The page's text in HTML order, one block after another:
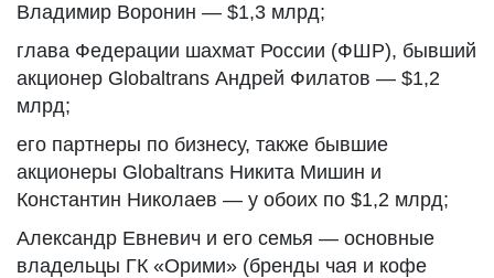
Владимир Воронин — $1,3 млрд;
глава Федерации шахмат России (ФШР), бывший
акционер Globaltrans Андрей Филатов — $1,2
млрд;
его партнеры по бизнесу, также бывшие
акционеры Globaltrans Никита Мишин и
Константин Николаев — у обоих по $1,2 млрд;
Александр Евневич и его семья — основные
владельцы ГК «Орими» (бренды чая и кофе